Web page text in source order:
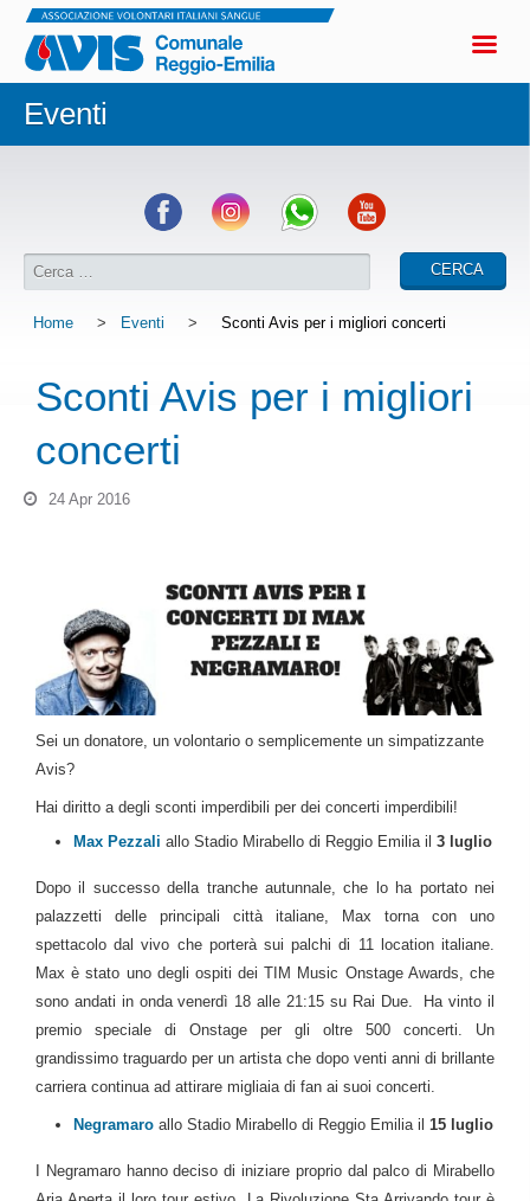
Eventi
Home > Eventi > Sconti Avis per i migliori concerti
Sconti Avis per i migliori
concerti
24 Apr 2016
Sei un donatore, un volontario o semplicemente un simpatizzante
Avis?
Hai diritto a degli sconti imperdibili per dei concerti imperdibili!
Max Pezzali allo Stadio Mirabello di Reggio Emilia il3 luglio
Dopo il successo della tranche autunnale, che lo ha portato nei
palazzetti delle principali città italiane, Max torna con uno
spettacolo dal vivo che porterà sui palchi di 11 location italiane.
Max è stato uno degli ospiti dei TIM Music Onstage Awards, che
sono andati in onda venerdì 18 alle 21:15 su Rai Due. Ha vinto il
premio speciale di Onstage per gli oltre 500 concerti. Un
grandissimo traguardo per un artista che dopo venti anni di brillante
carriera continua ad attirare migliaia di fan ai suoi concerti.
Negramaro allo Stadio Mirabello di Reggio Emilia il15 luglio
I Negramaro hanno deciso di iniziare proprio dal palco di Mirabello